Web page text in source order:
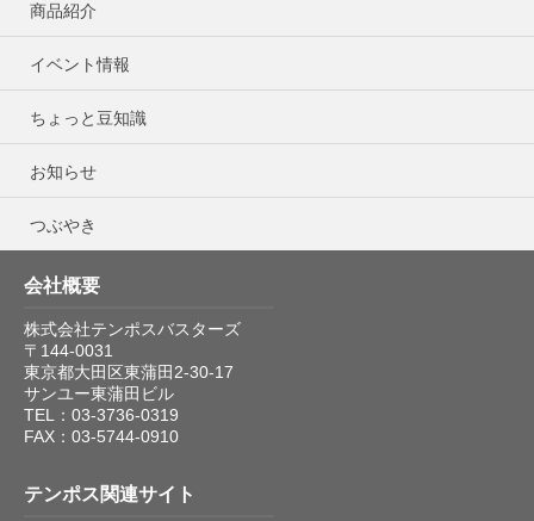
商品紹介
イベント情報
ちょっと豆知識
お知らせ
つぶやき
会社概要
株式会社テンポスバスターズ
〒144-0031
東京都大田区東蒲田2-30-17
サンユー東蒲田ビル
TEL：03-3736-0319
FAX：03-5744-0910
テンポス関連サイト